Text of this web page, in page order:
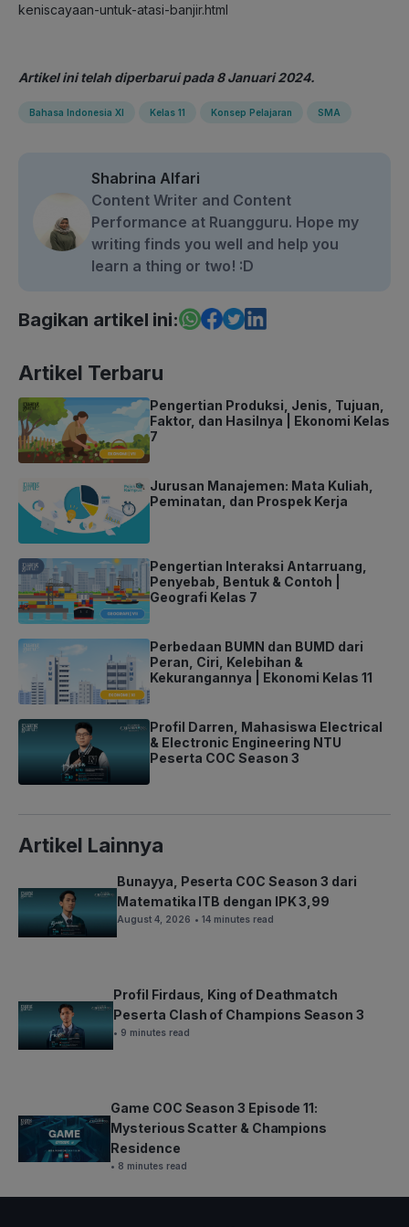
keniscayaan-untuk-atasi-banjir.html
Artikel ini telah diperbarui pada 8 Januari 2024.
Bahasa Indonesia XI Kelas 11 Konsep Pelajaran SMA
Shabrina Alfari
Content Writer and Content
Performance at Ruangguru. Hope my
writing finds you well and help you
learn a thing or two! :D
Bagikan artikel ini:
Artikel Terbaru
Pengertian Produksi, Jenis, Tujuan,
Faktor, dan Hasilnya | Ekonomi Kelas
7
Jurusan Manajemen: Mata Kuliah,
Peminatan, dan Prospek Kerja
Pengertian Interaksi Antarruang,
Penyebab, Bentuk & Contoh |
Geografi Kelas 7
Perbedaan BUMN dan BUMD dari
Peran, Ciri, Kelebihan &
Kekurangannya | Ekonomi Kelas 11
Profil Darren, Mahasiswa Electrical
& Electronic Engineering NTU
Peserta COC Season 3
Artikel Lainnya
Bunayya, Peserta COC Season 3 dari
Matematika ITB dengan IPK 3,99
August 4, 2026 • 14 minutes read
Profil Firdaus, King of Deathmatch
Peserta Clash of Champions Season 3
• 9 minutes read
Game COC Season 3 Episode 11:
Mysterious Scatter & Champions
Residence
• 8 minutes read